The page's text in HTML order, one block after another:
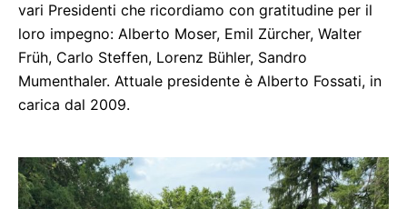
vari Presidenti che ricordiamo con gratitudine per il
loro impegno: Alberto Moser, Emil Zürcher, Walter
Früh, Carlo Steffen, Lorenz Bühler, Sandro
Mumenthaler. Attuale presidente è Alberto Fossati, in
carica dal 2009.